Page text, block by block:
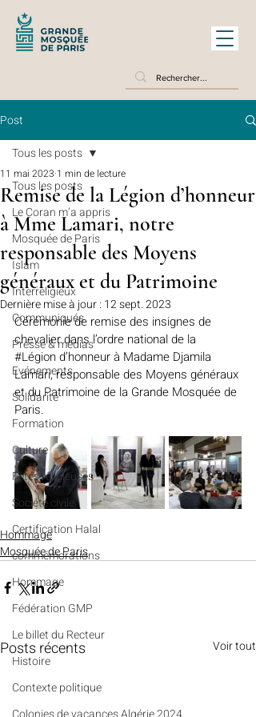
Post
Tous les posts
Le Coran m’a appris
Mosquée de Paris
Islam
Interreligieux
Communiqués
Presse & médias
Evénements
Solidarité
Formation
Culture
Fêtes religieuses
Société civile
Certification Halal
commémorations
Hommage
Fédération GMP
Le billet du Recteur
Histoire
Contexte politique
Tous les posts
Remise de la Légion d’honneur
à Mme Lamari, notre
responsable des Moyens
généraux et du Patrimoine
11 mai 2023 1 min de lecture
Dernière mise à jour : 12 sept. 2023
Cérémonie de remise des insignes de
chevalier dans l’ordre national de la
#Légion d’honneur à Madame Djamila
Lamari, responsable des Moyens généraux
et du Patrimoine de la Grande Mosquée de
Paris.
Hommage
Mosquée de Paris
Posts récents Voir tout